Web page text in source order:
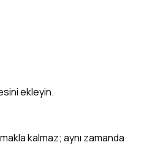
ekleyin.
kalmaz; aynı zamanda